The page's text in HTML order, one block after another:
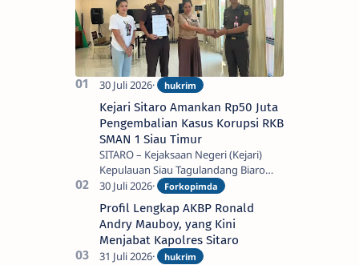
Timur
Kejari Sitaro Amankan Rp50 Juta
Pengembalian Kasus Korupsi RKB
SMAN 1 Siau Timur
SITARO – Kejaksaan Negeri (Kejari)
Kepulauan Siau Tagulandang Biaro
(Sitaro) menerima penyerahan uang
titipan pengembalian kerugian
keuangan negara s…
Profil Lengkap AKBP Ronald
Andry Mauboy, yang Kini
Menjabat Kapolres Sitaro